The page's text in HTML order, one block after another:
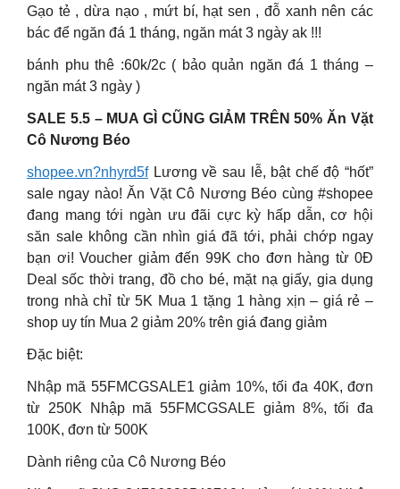
Gạo tẻ , dừa nạo , mứt bí, hạt sen , đỗ xanh nên các
bác để ngăn đá 1 tháng, ngăn mát 3 ngày ak !!!
bánh phu thê :60k/2c ( bảo quản ngăn đá 1 tháng –
ngăn mát 3 ngày )
SALE 5.5 – MUA GÌ CŨNG GIẢM TRÊN 50% Ăn Vặt
Cô Nương Béo
shopee.vn?nhyrd5fLương về sau lễ, bật chế độ “hốt”
sale ngay nào! Ăn Vặt Cô Nương Béo cùng #shopee
đang mang tới ngàn ưu đãi cực kỳ hấp dẫn, cơ hội
săn sale không cần nhìn giá đã tới, phải chớp ngay
bạn ơi! Voucher giảm đến 99K cho đơn hàng từ 0Đ
Deal sốc thời trang, đồ cho bé, mặt nạ giấy, gia dụng
trong nhà chỉ từ 5K Mua 1 tặng 1 hàng xịn – giá rẻ –
shop uy tín Mua 2 giảm 20% trên giá đang giảm
Đặc biệt:
Nhập mã 55FMCGSALE1 giảm 10%, tối đa 40K, đơn
từ 250K Nhập mã 55FMCGSALE giảm 8%, tối đa
100K, đơn từ 500K
Dành riêng của Cô Nương Béo